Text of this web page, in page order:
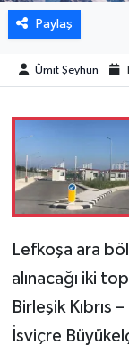
Paylaş
Ümit Şeyhun
Lefkoşa ara
alınacağı iki
Birleşik Kıbrıs
İsviçre